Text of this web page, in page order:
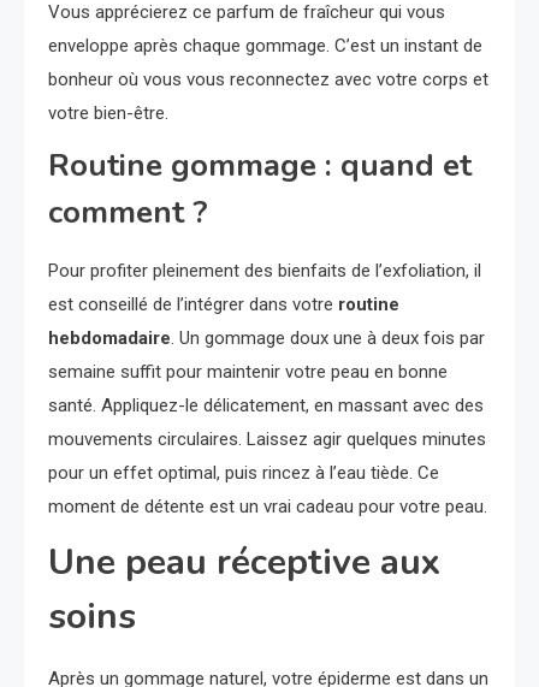
Vous apprécierez ce parfum de fraîcheur qui vous
enveloppe après chaque gommage. C’est un instant de
bonheur où vous vous reconnectez avec votre corps et
votre bien-être.
Routine gommage : quand et
comment ?
Pour profiter pleinement des bienfaits de l’exfoliation, il
est conseillé de l’intégrer dans votre routine
hebdomadaire. Un gommage doux une à deux fois par
semaine suffit pour maintenir votre peau en bonne
santé. Appliquez-le délicatement, en massant avec des
mouvements circulaires. Laissez agir quelques minutes
pour un effet optimal, puis rincez à l’eau tiède. Ce
moment de détente est un vrai cadeau pour votre peau.
Une peau réceptive aux
soins
Après un gommage naturel, votre épiderme est dans un